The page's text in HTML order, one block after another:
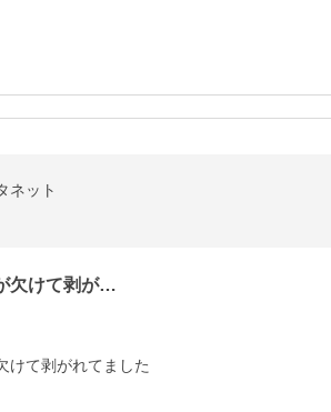
ネット
欠けて剥が…
けて剥がれてました